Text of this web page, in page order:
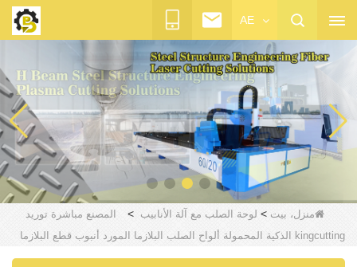
AE
منزل، بيت > لوحة الصلب مع آلة الأنابيب >
المصنع مباشرة توريد
kingcutting الذكية المحمولة ألواح الصلب البلازما المورد أنبوب قطع البلازما